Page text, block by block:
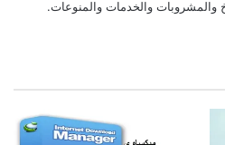
والمشروبات والخدمات والمنوعات.